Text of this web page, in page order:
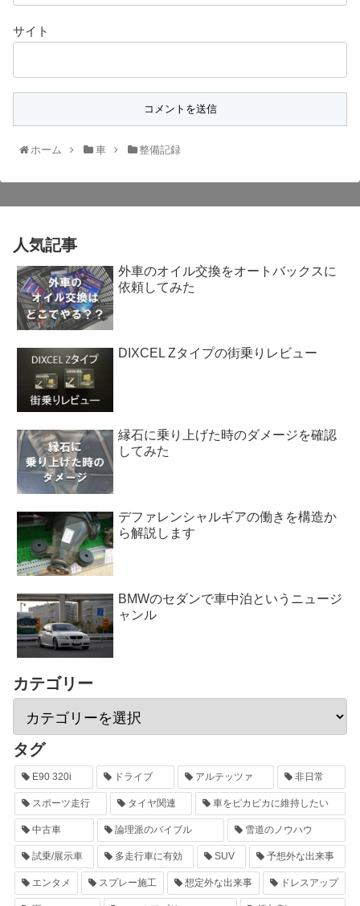
サイト
ホーム 車 整備記録
人気記事
外車のオイル交換をオートバックスに
依頼してみた
DIXCEL Zタイプの街乗りレビュー
縁石に乗り上げた時のダメージを確認
してみた
デファレンシャルギアの働きを構造か
ら解説します
BMWのセダンで車中泊というニュージ
ャンル
カテゴリー
タグ
E90 320i ドライブ アルテッツァ 非日常
スポーツ走行 タイヤ関連 車をピカピカに維持したい
中古車 論理派のバイブル 雪道のノウハウ
試乗/展示車 多走行車に有効 SUV 予想外な出来事
エンタメ スプレー施工 想定外な出来事 ドレスアップ